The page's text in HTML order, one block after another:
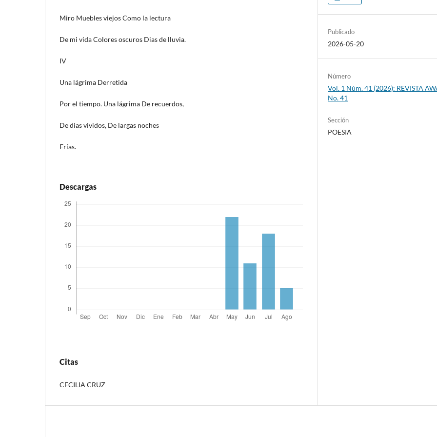
Miro Muebles viejos Como la lectura
De mi vida Colores oscuros Dias de lluvia.
IV
Una lágrima Derretida
Por el tiempo. Una lágrima De recuerdos,
De dias vividos, De largas noches
Frías.
Descargas
Citas
CECILIA CRUZ
Publicado
2026-05-20
Número
Vol. 1 Núm. 41 (2026): REVISTA
No. 41
Sección
POESIA